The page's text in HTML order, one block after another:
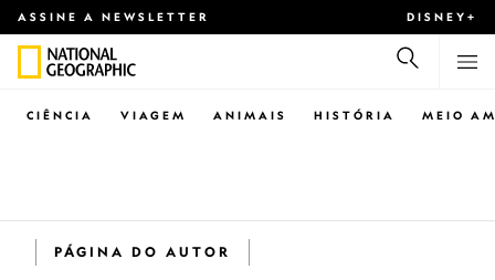
ASSINE A NEWSLETTER DISNEY+
CIÊNCIA VIAGEM ANIMAIS HISTÓRIA MEIO
PÁGINA DO AUTOR